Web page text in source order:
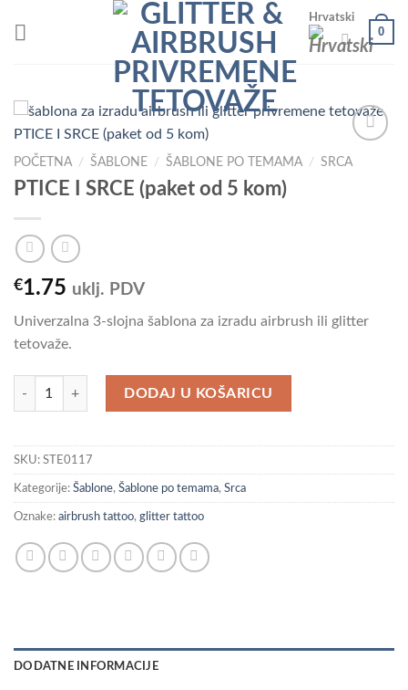
Hrvatski
0
POČETNA / ŠABLONE / ŠABLONE PO TEMAMA / SRCA
PTICE I SRCE (paket od 5 kom)
€1.75 uklj. PDV
Univerzalna 3-slojna šablona za izradu airbrush ili glitter
tetovaže.
PTICE I SRCE (paket od 5 kom) količina
DODAJ U KOŠARICU
SKU: STE0117
Kategorije: Šablone, Šablone po temama, Srca
Oznake: airbrush tattoo, glitter tattoo
DODATNE INFORMACIJE